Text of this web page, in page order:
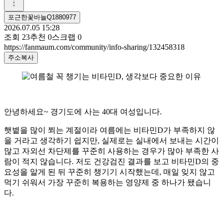
포근한꽃바늘Q1880977
2026.07.05 15:28
조회 23추천 0스크랩 0
https://fanmaum.com/community/info-sharing/132458318
주소복사
안녕하세요~ 경기도에 사는 40대 여성입니다.
햇볕을 많이 쬐는 계절이라 여름에는 비타민D가 부족하지 않
을 거라고 생각하기 쉽지만, 실제로는 실내에서 보내는 시간이
많고 자외선 차단제를 꾸준히 사용하는 경우가 많아 부족한 사
람이 적지 않습니다. 저도 건강검진 결과를 보고 비타민D의 중
요성을 알게 된 뒤 꾸준히 챙기기 시작했는데 , 매일 잊지 않고
먹기 쉬워서 가장 꾸준히 복용하는 영양제 중 하나가 됐습니
다.